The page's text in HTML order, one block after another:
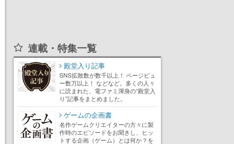
連載・特集一覧
殿堂入り記事
SNS拡散数が数千以上！ ページビュ
ー数万以上！ などなど。多くの人々
に読まれた、電ファミ渾身の“殿堂入
り”記事をまとめました。
ゲームの企画書
名作ゲームクリエイターの方々に製
作時のエピソードをお聞きし、ヒッ
トする企画（ゲーム）とは何か？を